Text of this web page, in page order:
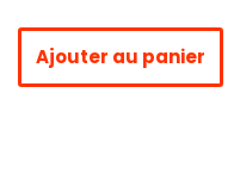
Ajouter au panier